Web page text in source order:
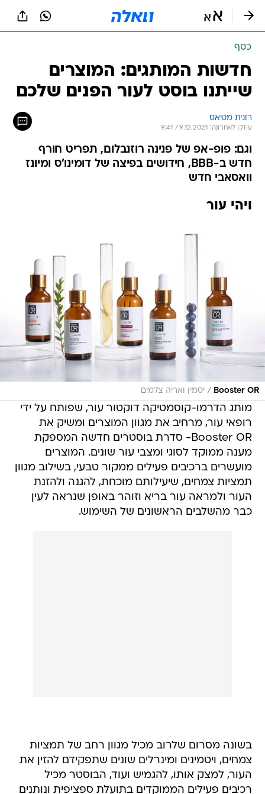
כסף
חדשות המותגים: המוצרים
שייתנו בוסט לעור הפנים שלכם
רונית מטיאס
עודכן לאחרונה: 9.12.2021 / 9:41
וגם: פופ-אפ של פנינה רוזנבלום, תפריט חורף
חדש ב-BBB, חידושים בפיצה של דומינו'ס ומיונז
וואסאבי חדש
ויהי עור
Booster OR
/ יסמין ואריה צלמים
מותג הדרמו-קוסמטיקה דוקטור עור, שפותח על ידי
רופאי עור, מרחיב את מגוון המוצרים ומשיק את
Booster OR- סדרת בוסטרים חדשה המספקת
מענה ממוקד לסוגי ומצבי עור שונים. המוצרים
מועשרים ברכיבים פעילים ממקור טבעי, בשילוב מגוון
תמציות צמחים, שיעילותם מוכחת, להגנה ולהזנת
העור ולמראה עור בריא וזוהר באופן שנראה לעין
כבר מהשלבים הראשונים של השימוש.
בשונה מסרום שלרוב מכיל מגוון רחב של תמציות
צמחים, ויטמינים ומינרלים שונים שתפקידם להזין את
העור, למצק אותו, להגמיש ועוד, הבוסטר מכיל
רכיבים פעילים הממוקדים בתועלת ספציפית ונותנים